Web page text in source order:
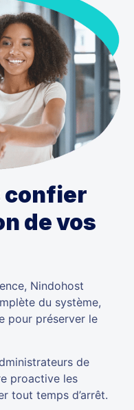
confier
de vos
Nindohost
du système,
pour préserver le
de
proactive les
tout temps d’arrêt.